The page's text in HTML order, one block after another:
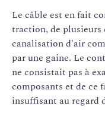
Le câble est en fait
traction, de plusieurs
canalisation d'air
par une gaine. Le
ne consistait pas à
composants et de ce
insuffisant au regard